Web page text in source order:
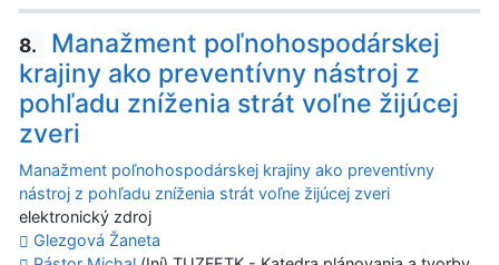
8.
Manažment poľnohospodárskej
krajiny ako preventívny nástroj z
pohľadu zníženia strát voľne žijúcej
zveri
Manažment poľnohospodárskej krajiny ako preventívny
nástroj z pohľadu zníženia strát voľne žijúcej zveri
elektronický zdroj
Glezgová Žaneta